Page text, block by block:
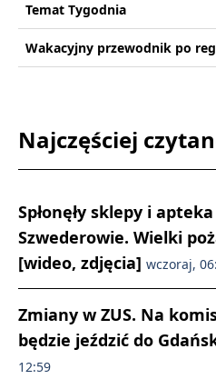
Temat Tygodnia
Wakacyjny przewodnik po
Najczęściej
Spłonęły sklepy i
Szwederowie. Wielki
[wideo, zdjęcia] wczoraj,
Zmiany w ZUS. Na
będzie jeździć do
12:59